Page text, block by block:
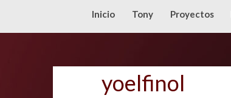
Inicio Tony Proyectos
yoelfinol